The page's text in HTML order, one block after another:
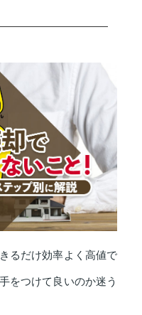
るだけ効率よく高値で
をつけて良いのか迷う